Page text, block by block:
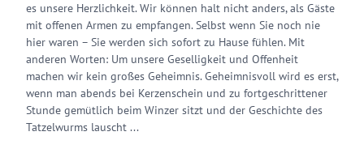
es unsere Herzlichkeit. Wir können halt nicht anders, als Gäste
mit offenen Armen zu empfangen. Selbst wenn Sie noch nie
hier waren – Sie werden sich sofort zu Hause fühlen. Mit
anderen Worten: Um unsere Geselligkeit und Offenheit
machen wir kein großes Geheimnis. Geheimnisvoll wird es erst,
wenn man abends bei Kerzenschein und zu fortgeschrittener
Stunde gemütlich beim Winzer sitzt und der Geschichte des
Tatzelwurms lauscht ...